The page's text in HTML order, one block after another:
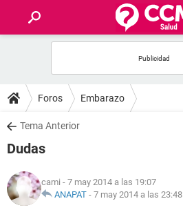
FOROS
SALUD
NUTRICIÓN
Foros Embarazo
Tema Anterior
Dudas
cami - 7 may 2014 a las 19:07
ANAPAT - 7 may 2014 a las 23:48